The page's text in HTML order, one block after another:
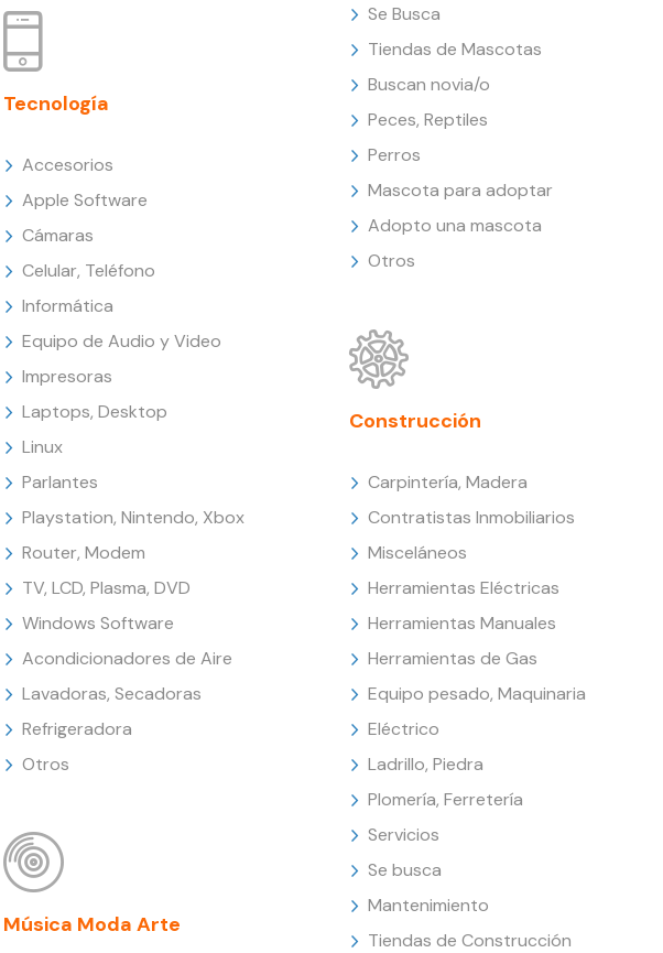
Tecnología
Accesorios
Apple Software
Cámaras
Celular, Teléfono
Informática
Equipo de Audio y Video
Impresoras
Laptops, Desktop
Linux
Parlantes
Playstation, Nintendo, Xbox
Router, Modem
TV, LCD, Plasma, DVD
Windows Software
Acondicionadores de Aire
Lavadoras, Secadoras
Refrigeradora
Otros
Música Moda Arte
Se Busca
Tiendas de Mascotas
Buscan novia/o
Peces, Reptiles
Perros
Mascota para adoptar
Adopto una mascota
Otros
Construcción
Carpintería, Madera
Contratistas Inmobiliarios
Misceláneos
Herramientas Eléctricas
Herramientas Manuales
Herramientas de Gas
Equipo pesado, Maquinaria
Eléctrico
Ladrillo, Piedra
Plomería, Ferretería
Servicios
Se busca
Mantenimiento
Tiendas de Construcción